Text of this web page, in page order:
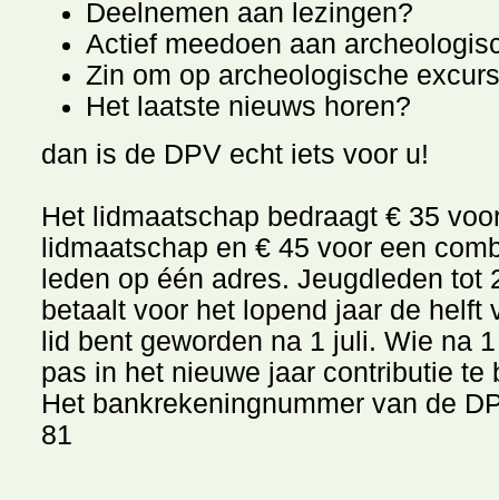
Deelnemen aan lezingen?
Actief meedoen aan
Zin om op archeologische
Het laatste nieuws horen?
dan is de DPV echt iets voor u!
Het lidmaatschap bedraagt € 35
lidmaatschap en € 45 voor een
leden op één adres. Jeugdleden tot
betaalt voor het lopend jaar de helft
lid bent geworden na 1 juli. Wie na
pas in het nieuwe jaar contributie te
Het bankrekeningnummer van de
81